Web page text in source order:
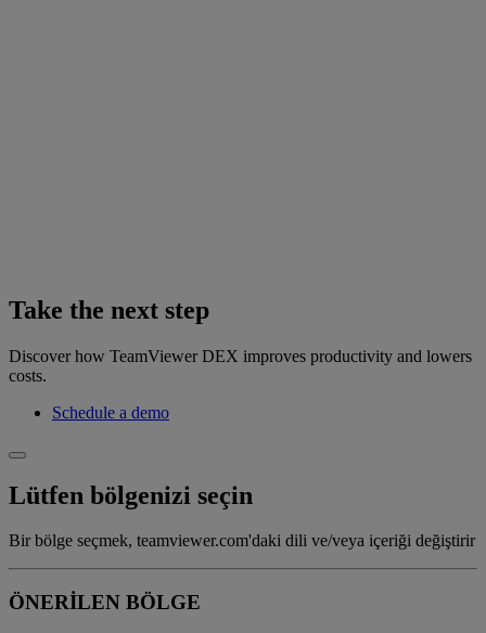
Take the next step
Discover how TeamViewer DEX improves productivity and lowers
costs.
Schedule a demo
Lütfen bölgenizi seçin
Bir bölge seçmek, teamviewer.com'daki dili ve/veya içeriği değiştirir
ÖNERİLEN BÖLGE